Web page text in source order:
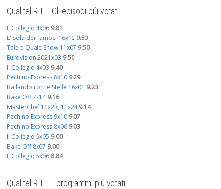
Qualitel RH – Gli episodi più votati
Il Collegio 4x06 9.81
L'Isola dei Famosi 16x12 9.53
Tale e Quale Show 11x07 9.50
Eurovision 2021x03 9.50
Il Collegio 4x03 9.40
Pechino Express 8x10 9.29
Ballando con le Stelle 16x01 9.23
Bake Off 7x14 9.16
MasterChef 11x23, 11x24 9.14
Pechino Express 9x10 9.07
Pechino Express 8x06 9.03
Il Collegio 5x05 9.00
Bake Off 8x07 9.00
Il Collegio 5x06 8.84
Qualitel RH – I programmi più votati